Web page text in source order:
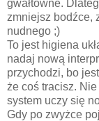
gwałtowne.
zmniejsz bodźce,
nudnego ;)
To jest higiena
nadaj nową
przychodzi, bo
że coś tracisz.
system uczy się
Gdy po zwyżce